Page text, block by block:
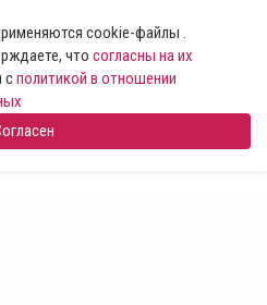
cookie-файлы .
что согласны на их
сполитикой в отношении